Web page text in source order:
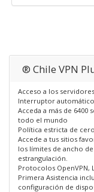
® Chile VPN
Acceso a los
Interruptor
Acceda a más de 6400
todo el mundo
Política estricta de
Accede a tus sitios
los límites de ancho
estrangulación.
Protocolos OpenVPN,
Primera Asistencia
configuración de